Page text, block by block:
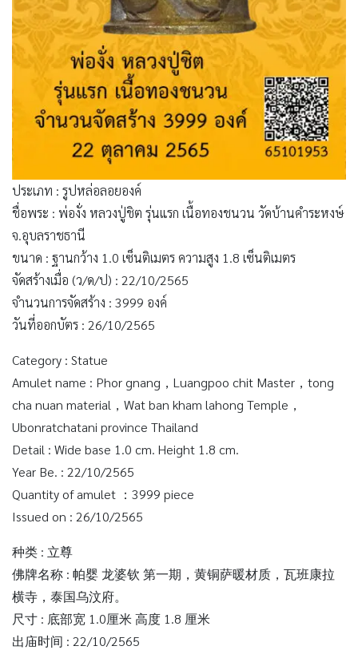
ประเภท : รูปหล่อลอยองค์
ชื่อพระ : พ่องั่ง หลวงปู่ชิต รุ่นแรก เนื้อทองชนวน วัดบ้านคำระหงษ์
จ.อุบลราชธานี
ขนาด : ฐานกว้าง 1.0 เซ็นติเมตร ความสูง 1.8 เซ็นติเมตร
จัดสร้างเมื่อ (ว/ด/ป) : 22/10/2565
จำนวนการจัดสร้าง : 3999 องค์
วันที่ออกบัตร : 26/10/2565
Category : Statue
Amulet name : Phor gnang，Luangpoo chit Master，tong
cha nuan material，Wat ban kham lahong Temple，
Ubonratchatani province Thailand
Detail : Wide base 1.0 cm. Height 1.8 cm.
Year Be. : 22/10/2565
Quantity of amulet ：3999 piece
Issued on : 26/10/2565
种类 : 立尊
佛牌名称 : 帕婴 龙婆钦 第一期，黄铜萨暖材质，瓦班康拉
横寺，泰国乌汶府。
尺寸 : 底部宽 1.0厘米 高度 1.8 厘米
出庙时间 : 22/10/2565